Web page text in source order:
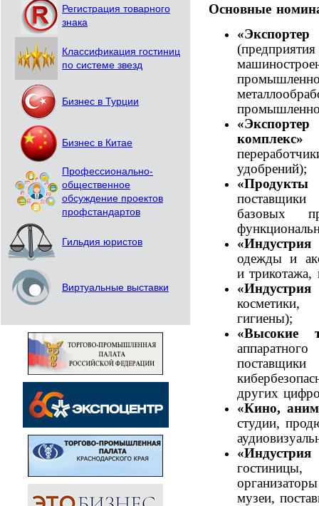
Регистрация товарного
знака
Классификация гостиниц
по системе звезд
Бизнес в Турции
Бизнес в Китае
Профессионально-
общественное
обсуждение проектов
профстандартов
Гильдия юристов
Виртуальные выставки
Основные
комплекс»
удобрений);
поставщики
базовых
одежды и
и трикотажа,
гигиены);
«Высокие
других
«Кино,
студии,
музеи,